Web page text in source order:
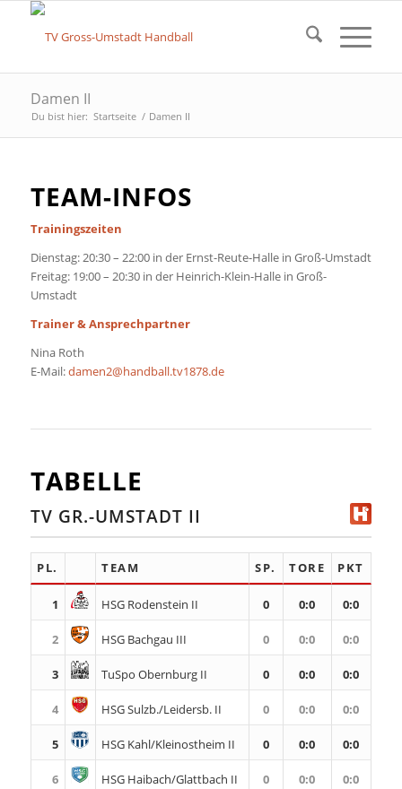
Damen II
Du bist hier: Startseite / Damen II
TEAM-INFOS
Trainingszeiten
Dienstag: 20:30 – 22:00 in der Ernst-Reute-Halle in Groß-Umstadt
Freitag: 19:00 – 20:30 in der Heinrich-Klein-Halle in Groß-
Umstadt
Trainer & Ansprechpartner
Nina Roth
E-Mail:damen2@handball.tv1878.de
TABELLE
TV GR.-UMSTADT II
PL. TEAM SP. TORE PKT
1 HSG Rodenstein II 0 0:0 0:0
2 HSG Bachgau III 0 0:0 0:0
3 TuSpo Obernburg II 0 0:0 0:0
4 HSG Sulzb./Leidersb. II 0 0:0 0:0
5 HSG Kahl/Kleinostheim II 0 0:0 0:0
6 HSG Haibach/Glattbach II 0 0:0 0:0